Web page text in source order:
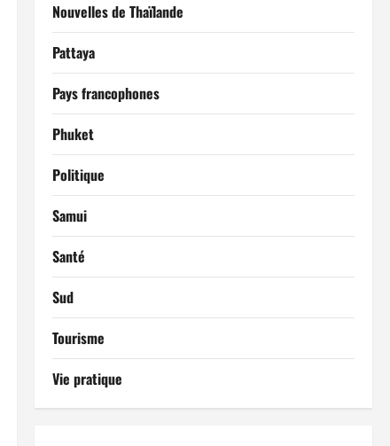
Nouvelles de Thaïlande
Pattaya
Pays francophones
Phuket
Politique
Samui
Santé
Sud
Tourisme
Vie pratique